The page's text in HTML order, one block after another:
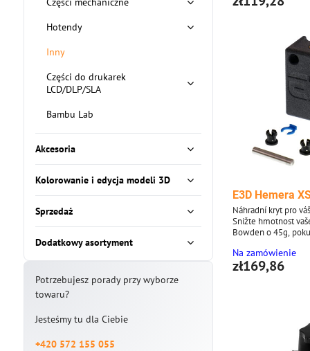
E3D Hemera
Náhradní kryt pro
Snižte hmotnost
Bowden o 45g,
Hemera za tento
Na zamówienie
zł169,86
Potrzebujesz porady przy wyborze
towaru?
Jesteśmy tu dla Ciebie
+420 572 155 055
Hotendy
Inny
Części do drukarek
LCD/DLP/SLA
Bambu Lab
Akcesoria
Kolorowanie i edycja modeli 3D
Sprzedaż
Dodatkowy asortyment